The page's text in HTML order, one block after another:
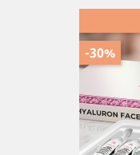
-30%